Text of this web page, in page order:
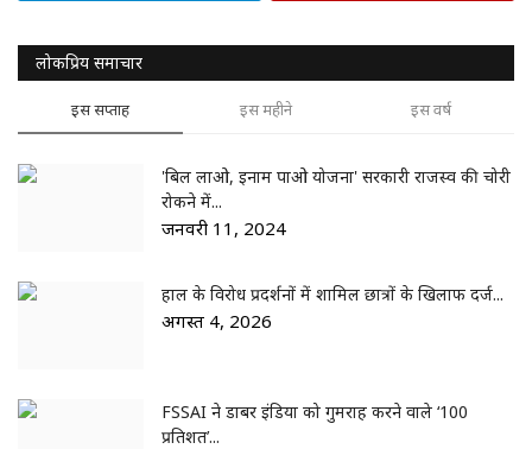
लोकप्रिय समाचार
इस सप्ताह इस महीने इस वर्ष
'बिल लाओ, इनाम पाओ योजना' सरकारी राजस्व की चोरी
रोकने में...
जनवरी 11, 2024
हाल के विरोध प्रदर्शनों में शामिल छात्रों के खिलाफ दर्ज...
अगस्त 4, 2026
FSSAI ने डाबर इंडिया को गुमराह करने वाले ‘100
प्रतिशत’...